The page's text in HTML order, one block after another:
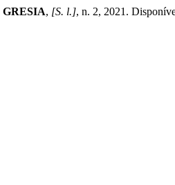
GRESIA, [S. l.], n. 2, 2021.